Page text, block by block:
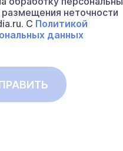
неточности
С Политикой
данных